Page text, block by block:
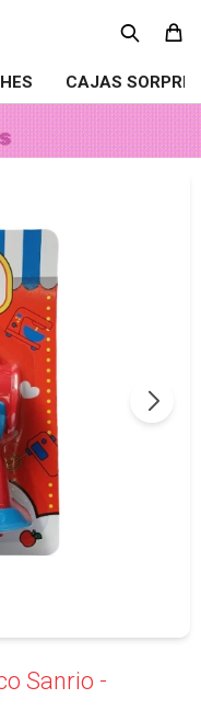
CAJAS
Sanrio -